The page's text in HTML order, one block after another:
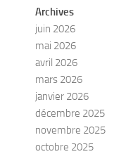
Archives
juin 2026
mai 2026
avril 2026
mars 2026
janvier 2026
décembre 2025
novembre 2025
octobre 2025